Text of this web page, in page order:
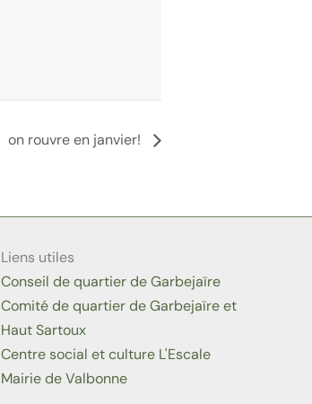
on rouvre en janvier!
Liens utiles
Conseil de quartier de Garbejaïre
Comité de quartier de Garbejaïre et
Haut Sartoux
Centre social et culture L'Escale
Mairie de Valbonne